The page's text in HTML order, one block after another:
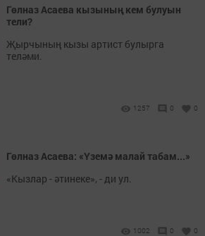
Гөлназ Асаева кызының кем булуын
тели?
Җырчының кызы артист булырга
теләми.
1257 0 0
Гөлназ Асаева: «Үземә малай табам...»
«Кызлар - әтинеке», - ди ул.
1002 0 0